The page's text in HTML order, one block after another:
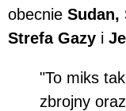
obecnie Sudan,
Strefa Gazy i
"To miks
zbrojny